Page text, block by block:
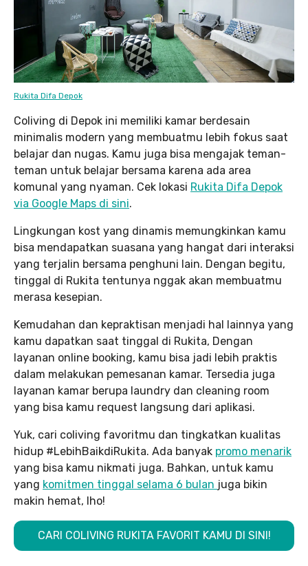
Rukita Difa Depok
Coliving di Depok ini memiliki kamar berdesain
minimalis modern yang membuatmu lebih fokus saat
belajar dan nugas. Kamu juga bisa mengajak teman-
teman untuk belajar bersama karena ada area
komunal yang nyaman. Cek lokasi Rukita Difa Depok
via Google Maps di sini.
Lingkungan kost yang dinamis memungkinkan kamu
bisa mendapatkan suasana yang hangat dari interaksi
yang terjalin bersama penghuni lain. Dengan begitu,
tinggal di Rukita tentunya nggak akan membuatmu
merasa kesepian.
Kemudahan dan kepraktisan menjadi hal lainnya yang
kamu dapatkan saat tinggal di Rukita, Dengan
layanan online booking, kamu bisa jadi lebih praktis
dalam melakukan pemesanan kamar. Tersedia juga
layanan kamar berupa laundry dan cleaning room
yang bisa kamu request langsung dari aplikasi.
Yuk, cari coliving favoritmu dan tingkatkan kualitas
hidup #LebihBaikdiRukita. Ada banyak promo menarik
yang bisa kamu nikmati juga. Bahkan, untuk kamu
yang komitmen tinggal selama 6 bulan juga bikin
makin hemat, lho!
CARI COLIVING RUKITA FAVORIT KAMU DI SINI!